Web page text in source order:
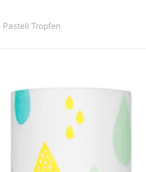
Tropfen